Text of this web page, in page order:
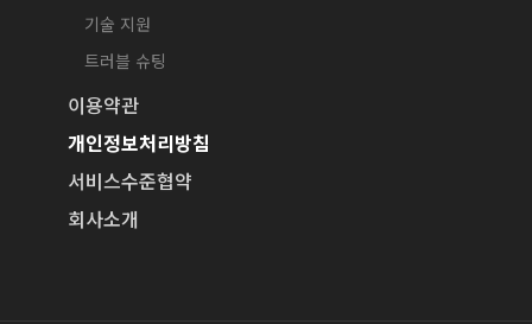
기술 지원
트러블 슈팅
이용약관
개인정보처리방침
서비스수준협약
회사소개